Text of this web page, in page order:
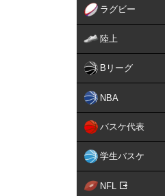
ラグビー
陸上
Bリーグ
NBA
バスケ代表
学生バスケ
NFL